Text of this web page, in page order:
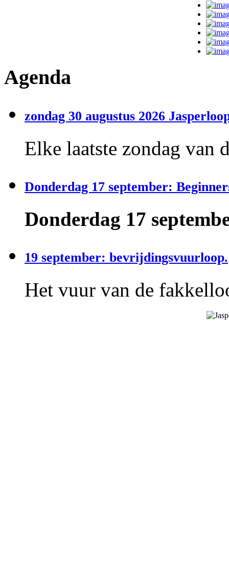
Agenda
zondag 30 augustus 2026
Elke laatste zondag van
Donderdag 17 september:
Donderdag 17
19 september: bevrijdingsvuurloop.
Het vuur van de